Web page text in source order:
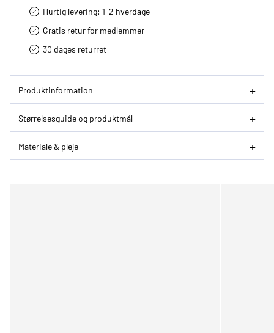
Hurtig levering­: 1-2 hverdage
Gratis retur for medlemmer
30 dages returret
Produktinformation
Størrelsesguide og produktmål
Materiale & pleje